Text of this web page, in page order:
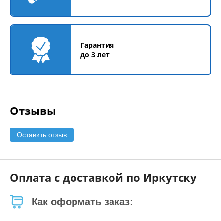
Гарантия
до 3 лет
Отзывы
Оставить отзыв
Оплата с доставкой по Иркутску
Как оформать заказ: